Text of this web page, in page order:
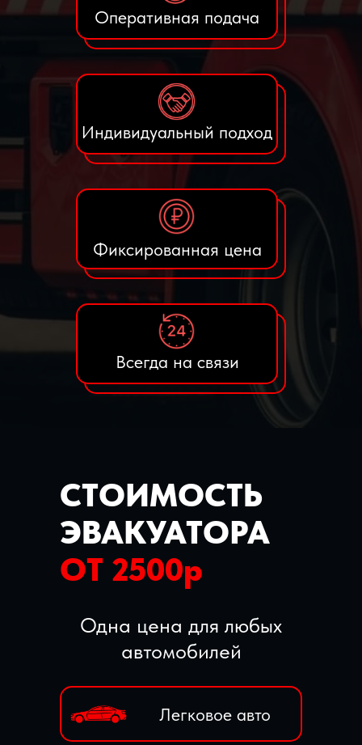
Оперативная подача
Фиксированная цена
Индивидуальный подход
Всегда на связи
Одна цена для любых
автомобилей
СТОИМОСТЬ
ЭВАКУАТОРА
ОТ 2500р
Легковое авто